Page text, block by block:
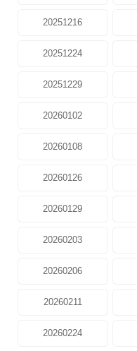
20251216
20251224
20251229
20260102
20260108
20260126
20260129
20260203
20260206
20260211
20260224